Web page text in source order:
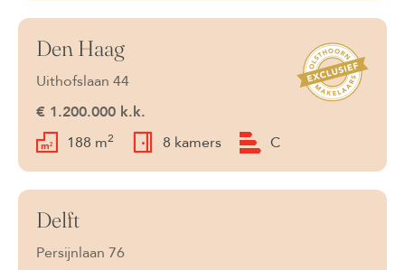
Verkocht
Den Haag
Uithofslaan 44
€ 1.200.000 k.k.
188 m2 8 kamers C
Verkocht
Delft
Persijnlaan 76